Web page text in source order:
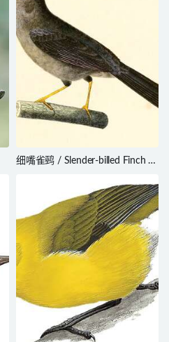
细嘴雀鹀 / Slender-billed Finch /